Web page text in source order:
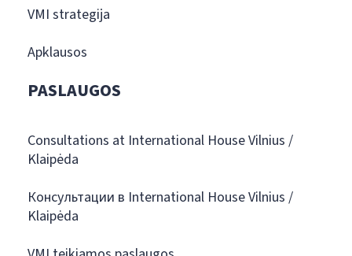
VMI strategija
Apklausos
PASLAUGOS
Consultations at International House Vilnius /
Klaipėda
Консультации в International House Vilnius /
Klaipėda